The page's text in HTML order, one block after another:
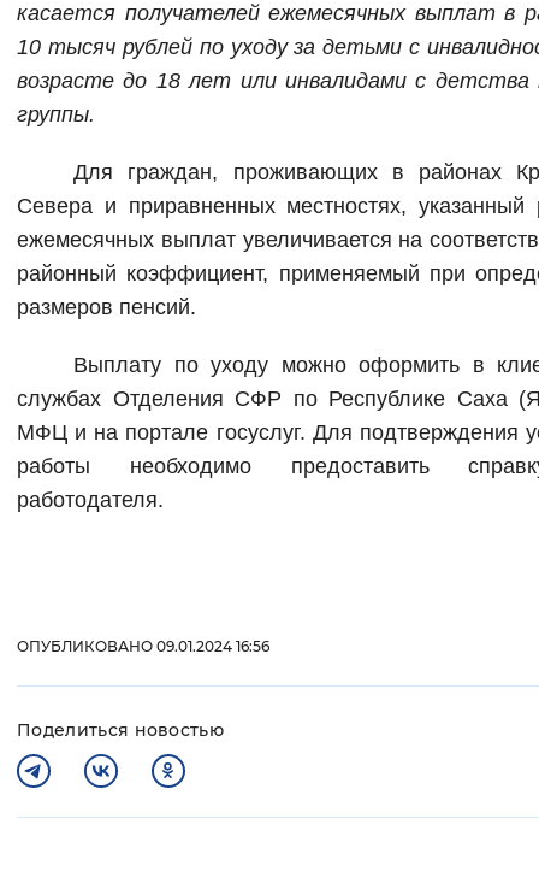
Изображения
Включены Выключены
Воспроизвести Остановить
Вернуть стандартные настройки
касается получателей ежемесячных выплат в
10 тысяч рублей по уходу за детьми с
возрасте до 18 лет или инвалидами с детства
группы.
Для граждан, проживающих в районах
Севера и приравненных местностях, указанный
ежемесячных выплат увеличивается на
районный коэффициент, применяемый при
размеров пенсий.
Выплату по уходу можно оформить в
службах Отделения СФР по Республике Саха
МФЦ и на портале госуслуг. Для подтверждения
работы необходимо предоставить
работодателя.
ОПУБЛИКОВАНО 09.01.2024 16:56
Поделиться новостью